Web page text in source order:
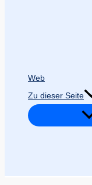
Web
Zu dieser Seite